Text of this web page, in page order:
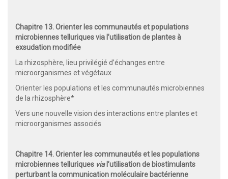
Chapitre 13. Orienter les communautés et populations
microbiennes telluriques via l’utilisation de plantes à
exsudation modifiée
La rhizosphère, lieu privilégié d’échanges entre
microorganismes et végétaux
Orienter les populations et les communautés microbiennes
de la rhizosphère*
Vers une nouvelle vision des interactions entre plantes et
microorganismes associés
Chapitre 14. Orienter les communautés et les populations
microbiennes telluriques vial’utilisation de biostimulants
perturbant la communication moléculaire bactérienne